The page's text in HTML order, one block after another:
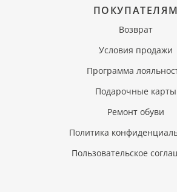
ПОКУПАТЕЛЯМ
Возврат
Условия продажи
Программа
Подарочные карты
Ремонт обуви
Политика
Пользовательское